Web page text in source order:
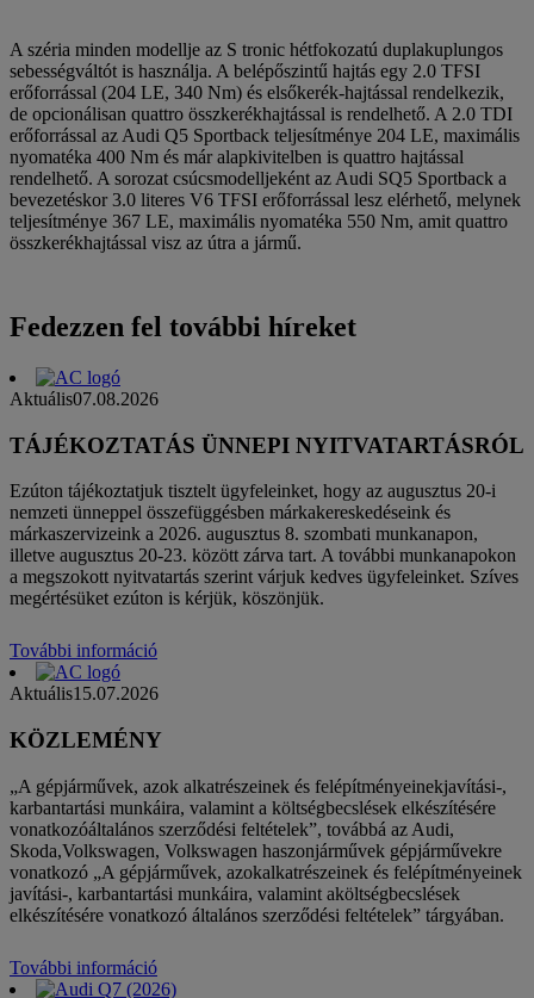
A széria minden modellje az S tronic hétfokozatú duplakuplungos
sebességváltót is használja. A belépőszintű hajtás egy 2.0 TFSI
erőforrással (204 LE, 340 Nm) és elsőkerék-hajtással rendelkezik,
de opcionálisan quattro összkerékhajtással is rendelhető. A 2.0 TDI
erőforrással az Audi Q5 Sportback teljesítménye 204 LE, maximális
nyomatéka 400 Nm és már alapkivitelben is quattro hajtással
rendelhető. A sorozat csúcsmodelljeként az Audi SQ5 Sportback a
bevezetéskor 3.0 literes V6 TFSI erőforrással lesz elérhető, melynek
teljesítménye 367 LE, maximális nyomatéka 550 Nm, amit quattro
összkerékhajtással visz az útra a jármű.
Fedezzen fel további híreket
Aktuális07.08.2026
TÁJÉKOZTATÁS ÜNNEPI NYITVATARTÁSRÓL
Ezúton tájékoztatjuk tisztelt ügyfeleinket, hogy az augusztus 20-i
nemzeti ünneppel összefüggésben márkakereskedéseink és
márkaszervizeink a 2026. augusztus 8. szombati munkanapon,
illetve augusztus 20-23. között zárva tart. A további munkanapokon
a megszokott nyitvatartás szerint várjuk kedves ügyfeleinket. Szíves
megértésüket ezúton is kérjük, köszönjük.
További információ
Aktuális15.07.2026
KÖZLEMÉNY
„A gépjárművek, azok alkatrészeinek és felépítményeinekjavítási-,
karbantartási munkáira, valamint a költségbecslések elkészítésére
vonatkozóáltalános szerződési feltételek”, továbbá az Audi,
Skoda,Volkswagen, Volkswagen haszonjárművek gépjárművekre
vonatkozó „A gépjárművek, azokalkatrészeinek és felépítményeinek
javítási-, karbantartási munkáira, valamint aköltségbecslések
elkészítésére vonatkozó általános szerződési feltételek” tárgyában.
További információ